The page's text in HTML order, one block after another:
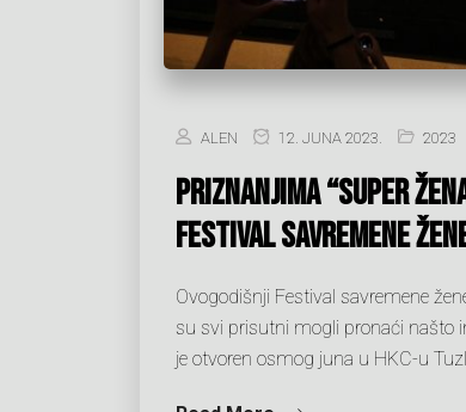
ALEN 12. JUNA 2023. 2023
Priznanjima “Super
Festival savremene
Ovogodišnji Festival savremene
su svi prisutni mogli pronaći našto
je otvoren osmog juna u HKC-u